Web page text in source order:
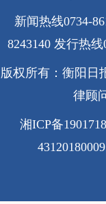
新闻热线0734-
8243140 发行热线
版权所有：衡阳日
律顾
湘ICP备
43120180009